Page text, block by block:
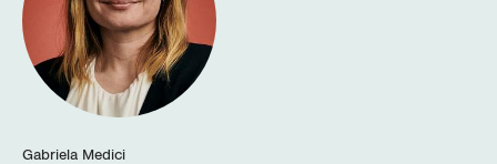
Schwyz
St. Gallen-Appenzell
Gabriela Medici